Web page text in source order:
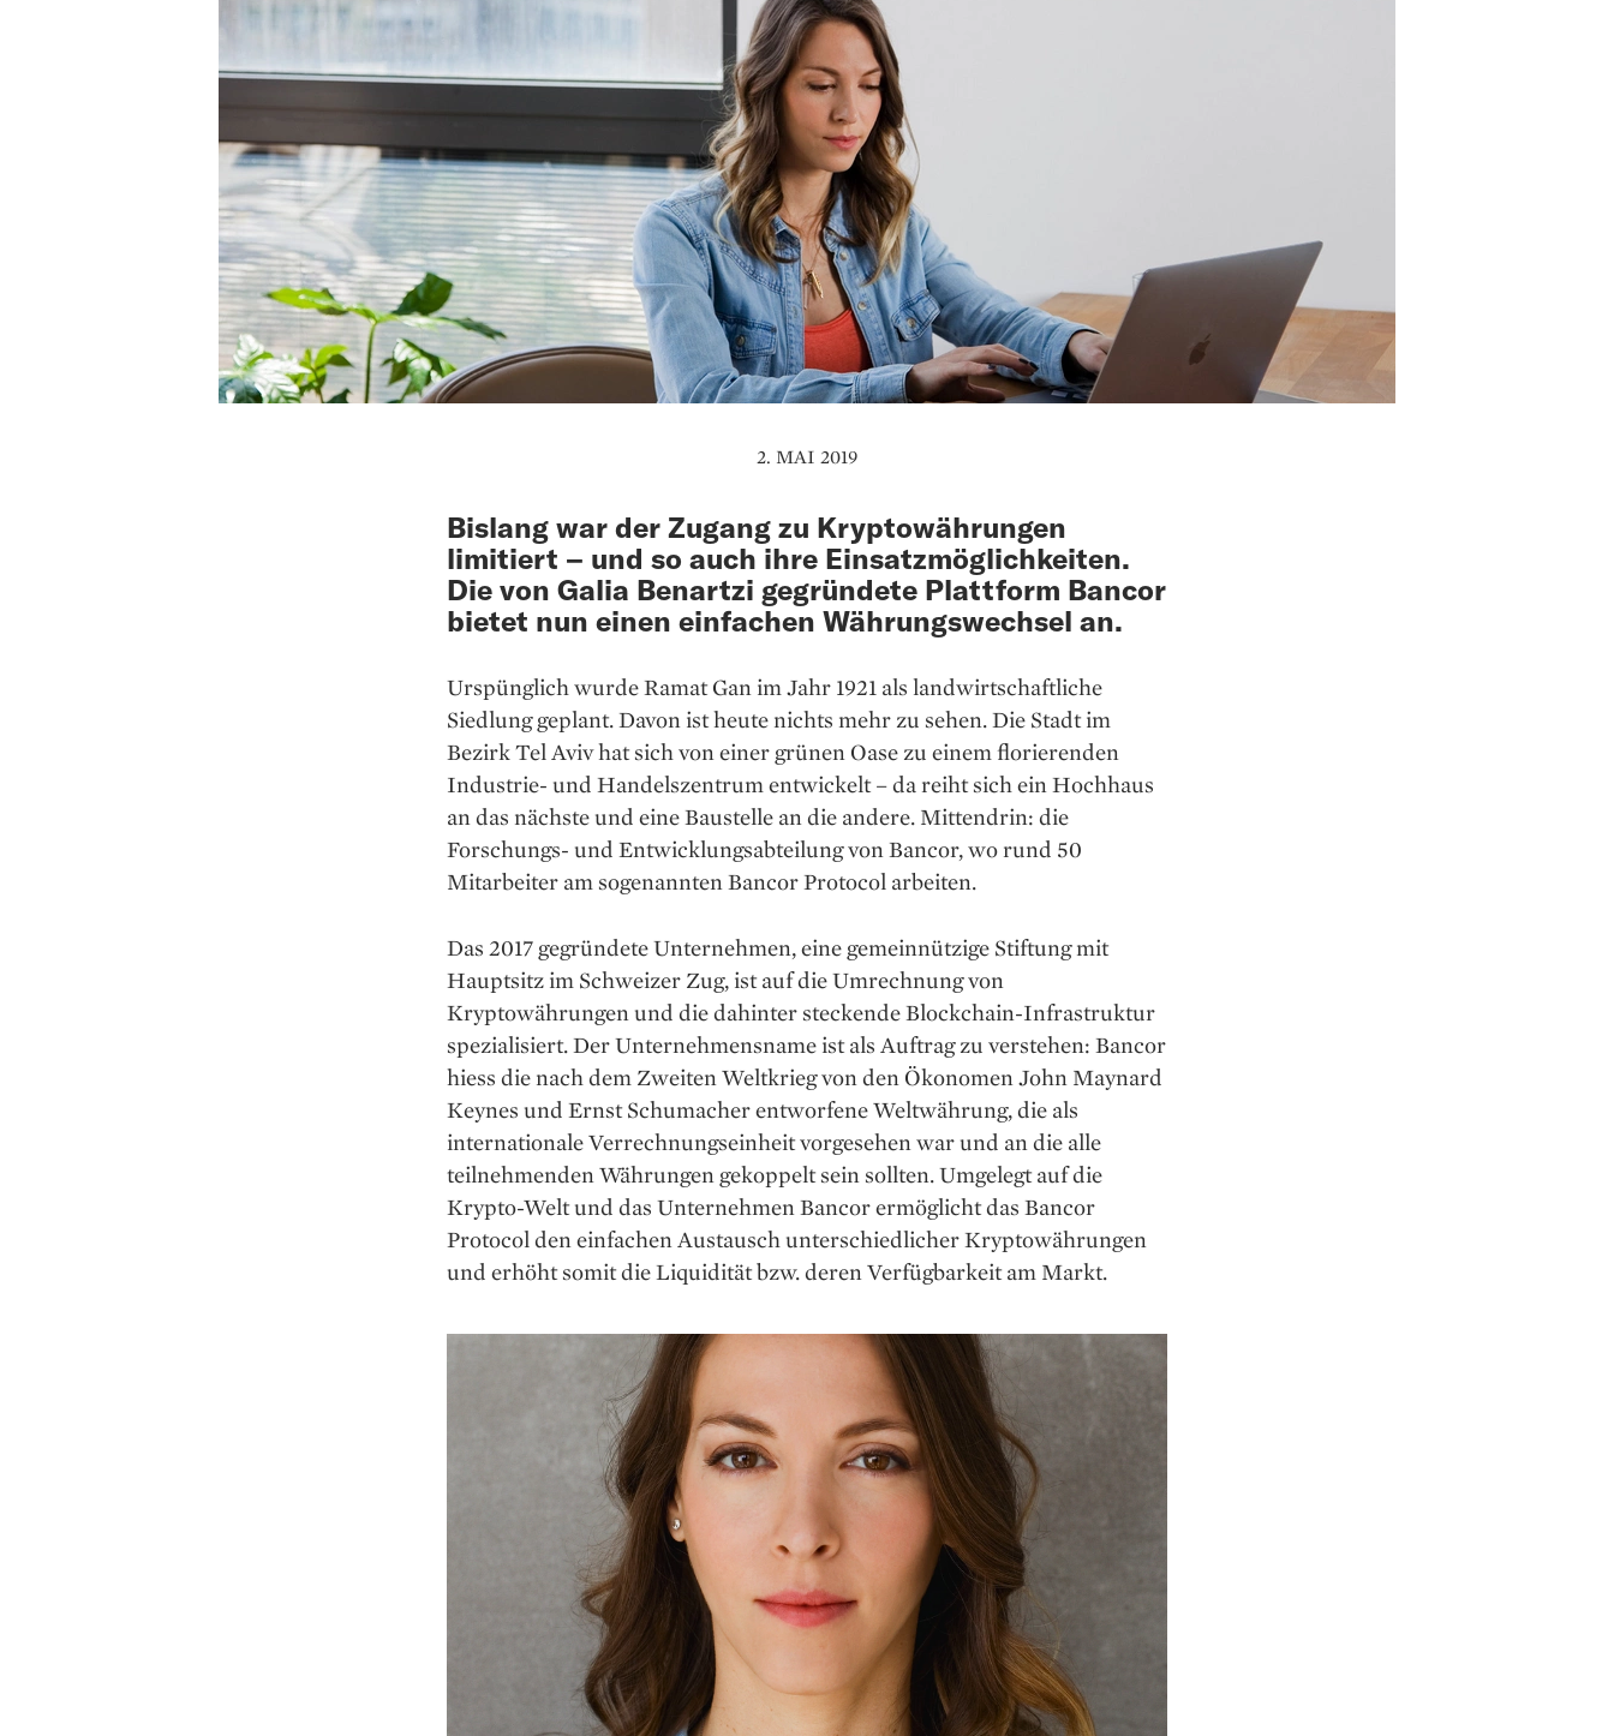
2. MAI 2019
Bislang war der Zugang zu Kryptowährungen
limitiert – und so auch ihre Einsatzmöglichkeiten.
Die von Galia Benartzi gegründete Plattform Bancor
bietet nun einen einfachen Währungswechsel an.
Urspünglich wurde Ramat Gan im Jahr 1921 als landwirtschaftliche
Siedlung geplant. Davon ist ­heute nichts mehr zu sehen. Die Stadt im
Bezirk Tel Aviv hat sich von ­einer grünen Oase zu einem florierenden
Industrie- und Handelszentrum entwickelt – da reiht sich ein Hochhaus
an das nächste und eine Baustelle an die andere. Mittendrin: die
Forschungs- und Entwicklungs­abteilung von Bancor, wo rund 50
Mitarbeiter am sogenannten Bancor Protocol arbeiten.
Das 2017 gegründete Unternehmen, eine gemeinnützige Stiftung mit
Hauptsitz im Schweizer Zug, ist auf die Umrechnung von
Kryptowährungen und die dahinter steckende Blockchain-Infrastruktur
spezialisiert. Der Unternehmensname ist als Auftrag zu verstehen: Bancor
hiess die nach dem Zweiten Weltkrieg von den Ökonomen John Maynard
Keynes und Ernst Schumacher entworfene Weltwährung, die als
internationale Verrechnungseinheit vorgesehen war und an die alle
teilnehmenden Währungen gekoppelt sein sollten. Umgelegt auf die
Krypto-Welt und das Unternehmen Bancor ermöglicht das Bancor
Protocol den einfachen Austausch unterschiedlicher Kryptowährungen
und erhöht somit die Liquidität bzw. deren Verfügbarkeit am Markt.